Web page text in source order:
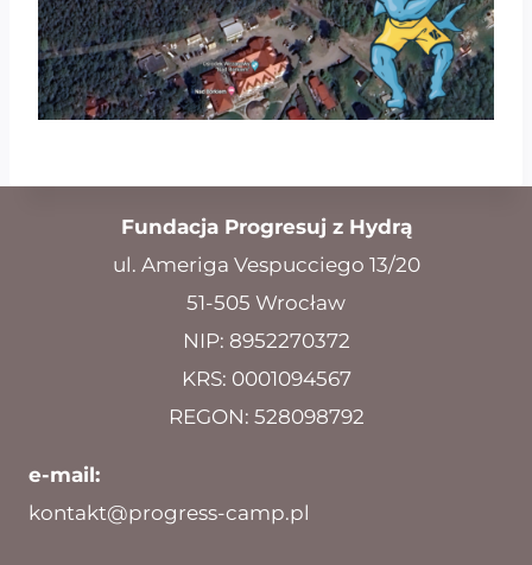
Fundacja Progresuj z Hydrą
ul. Ameriga Vespucciego 13/20
51-505 Wrocław
NIP: 8952270372
KRS: 0001094567
REGON: 528098792
e-mail:
kontakt@progress-camp.pl